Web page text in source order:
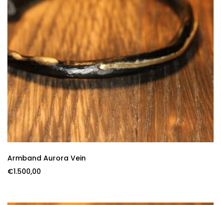
Armband Aurora Vein
€1.500,00